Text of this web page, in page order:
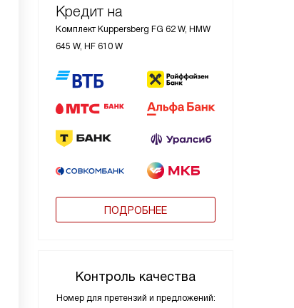
Кредит на
Комплект Kuppersberg FG 62 W, HMW
645 W, HF 610 W
ПОДРОБНЕЕ
Контроль качества
Номер для претензий и предложений: